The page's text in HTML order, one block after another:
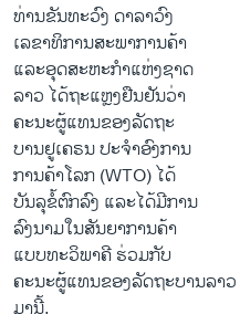
ພາສາຕ່າງໆ
ທ່ານຂັນທະວົງ ດາລາວົງ
ເລຂາທິການສະພາການຄ້າ
ແລະອຸດສະຫະກໍາແຫ່ງຊາດ
ລາວ ໄດ້ຖະແຫຼງຢືນຢັນວ່າ
ຄະນະຜູ້ແທນຂອງລັດຖະ
ບານຢູເຄຣນ ປະຈໍາອົງການ
ການຄ້າໂລກ (WTO) ໄດ້
ບັນລຸຂໍ້ຕົກລົງ ແລະໄດ້ມີການ
ລົງນາມໃນສັນຍາການຄ້າ
ແບບທະວິພາຄີ ຮ່ວມກັບ
ຄະນະຜູ້ແທນຂອງລັດຖະບານລາ
ມານີ້.